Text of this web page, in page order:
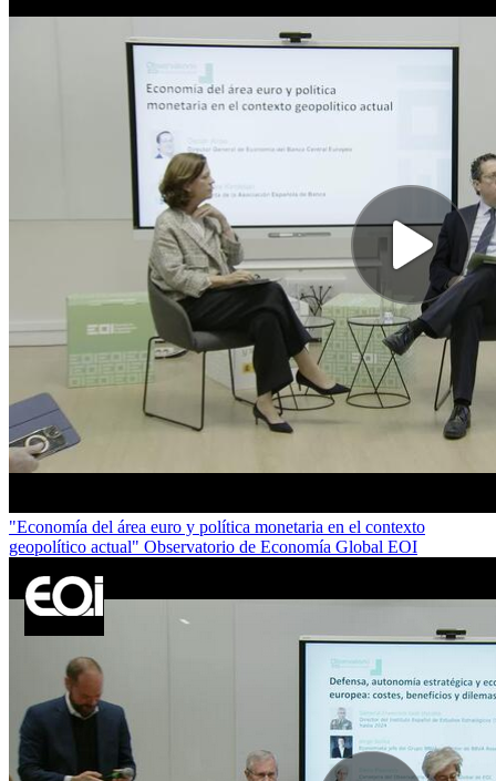
"Economía del área euro y política monetaria en el contexto
geopolítico actual" Observatorio de Economía Global EOI